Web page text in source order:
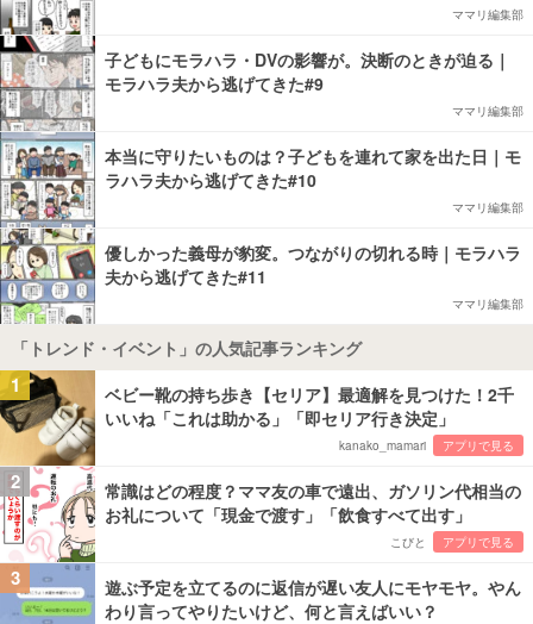
ママリ編集部
子どもにモラハラ・DVの影響が。決断のときが迫る｜
モラハラ夫から逃げてきた#9
ママリ編集部
本当に守りたいものは？子どもを連れて家を出た日｜モ
ラハラ夫から逃げてきた#10
ママリ編集部
優しかった義母が豹変。つながりの切れる時｜モラハラ
夫から逃げてきた#11
ママリ編集部
「トレンド・イベント」の人気記事ランキング
1
ベビー靴の持ち歩き【セリア】最適解を見つけた！2千
いいね「これは助かる」「即セリア行き決定」
kanako_mamari アプリで見る
2
常識はどの程度？ママ友の車で遠出、ガソリン代相当の
お礼について「現金で渡す」「飲食すべて出す」
こびと アプリで見る
3
遊ぶ予定を立てるのに返信が遅い友人にモヤモヤ。やん
わり言ってやりたいけど、何と言えばいい？